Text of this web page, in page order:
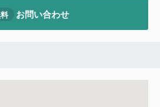
お問い合わせ